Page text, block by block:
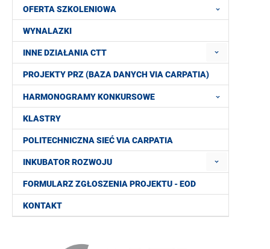
OFERTA SZKOLENIOWA
WYNALAZKI
INNE DZIAŁANIA CTT
PROJEKTY PRZ (BAZA DANYCH VIA CARPATIA)
HARMONOGRAMY KONKURSOWE
KLASTRY
POLITECHNICZNA SIEĆ VIA CARPATIA
INKUBATOR ROZWOJU
FORMULARZ ZGŁOSZENIA PROJEKTU - EOD
KONTAKT